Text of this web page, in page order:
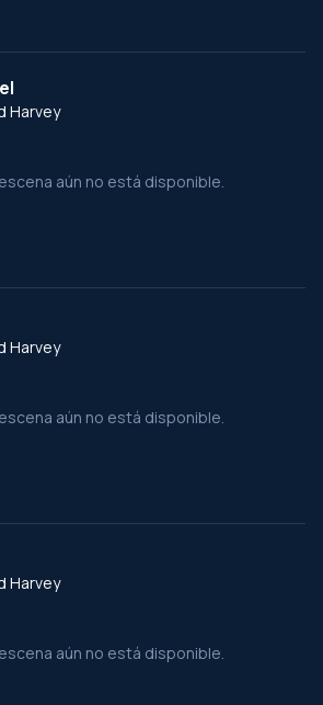
Harvey
aún no está disponible.
Harvey
aún no está disponible.
Harvey
aún no está disponible.